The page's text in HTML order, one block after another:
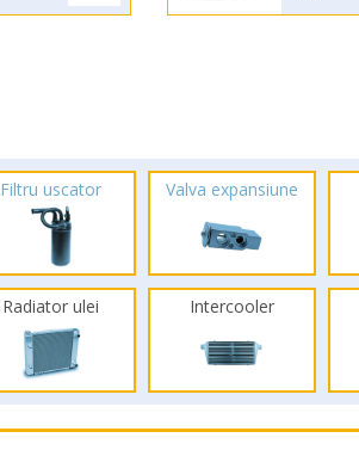
Filtru uscator Valva expansiune
Radiator ulei Intercooler